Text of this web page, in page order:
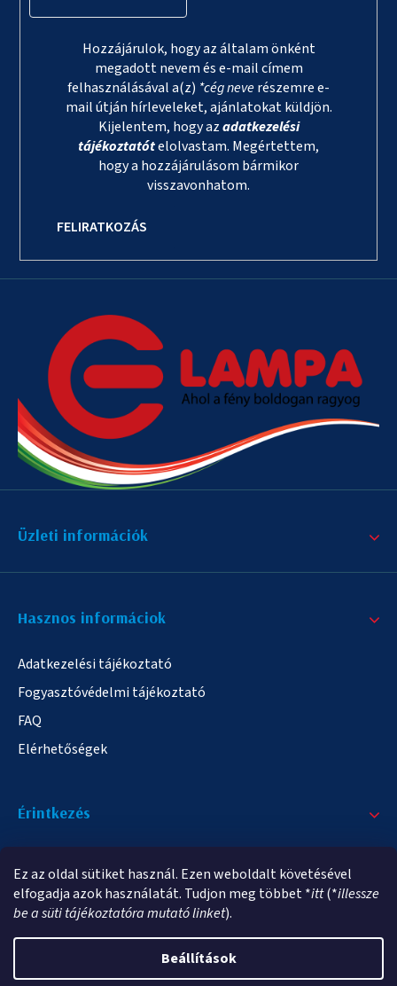
Ez az oldal sütiket használ. Ezen weboldalt követésével
elfogadja azok használatát. Tudjon meg többet *itt(*illessze
be a süti tájékoztatóra mutató linket).
Beállítások
Hozzájárulok, hogy az általam önként
megadott nevem és e-mail címem
felhasználásával a(z) *cég neverészemre e-
mail útján hírleveleket, ajánlatokat küldjön.
Kijelentem, hogy azadatkezelési
tájékoztatótelolvastam. Megértettem,
hogy a hozzájárulásom bármikor
visszavonhatom.
FELIRATKOZÁS
Üzleti információk
Hasznos informáciok
Adatkezelési tájékoztató
Fogyasztóvédelmi tájékoztató
FAQ
Elérhetőségek
Érintkezés
info@elampa.hu
elampa.hu. Minden jog fenntartva.